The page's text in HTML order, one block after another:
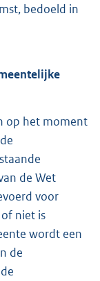
bedoeld in
op het moment
de Wet
voor
niet is
wordt een
de